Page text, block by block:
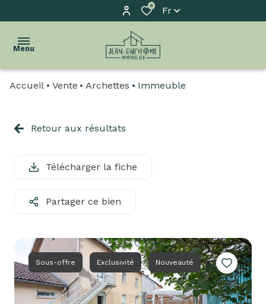
0 Fr
Menu
l'agence
à
louer
Accueil Vente Archettes Immeuble
Retour aux résultats
Télécharger la fiche
Partager ce bien
Sous-offre Exclusivité Nouveauté